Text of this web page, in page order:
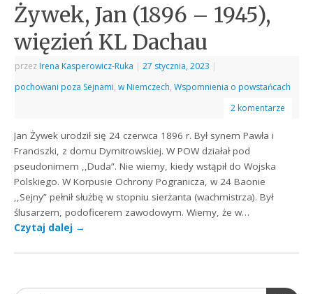
Żywek, Jan (1896 – 1945),
więzień KL Dachau
przez Irena Kasperowicz-Ruka | 27 stycznia, 2023 |
pochowani poza Sejnami,w Niemczech,Wspomnienia o powstańcach
2 komentarze
Jan Żywek urodził się 24 czerwca 1896 r. Był synem Pawła i
Franciszki, z domu Dymitrowskiej. W POW działał pod
pseudonimem ,,Duda”. Nie wiemy, kiedy wstąpił do Wojska
Polskiego. W Korpusie Ochrony Pogranicza, w 24 Baonie
,,Sejny” pełnił służbę w stopniu sierżanta (wachmistrza). Był
ślusarzem, podoficerem zawodowym. Wiemy, że w…
Czytaj dalej →